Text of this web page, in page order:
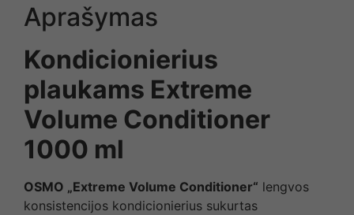
Aprašymas
Kondicionierius
plaukams Extreme
Volume Conditioner
1000 ml
OSMO „Extreme Volume Conditioner“ lengvos
konsistencijos kondicionierius sukurtas